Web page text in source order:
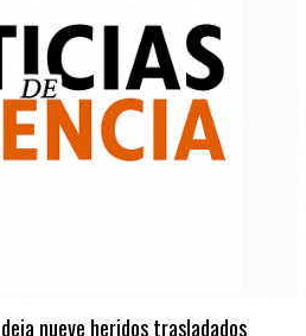
nueve heridos trasladados